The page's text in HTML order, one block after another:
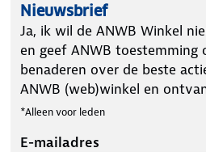
Nieuwsbrief
Ja, ik wil de ANWB Winkel
en geef ANWB
benaderen over de beste
ANWB (web)winkel en
*Alleen voor leden
E-mailadres